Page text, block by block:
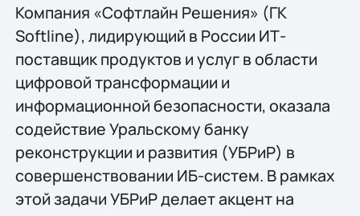
Компания «Софтлайн Решения» (ГК
Softline), лидирующий в России ИТ-
поставщик продуктов и услуг в области
цифровой трансформации и
информационной безопасности, оказала
содействие Уральскому банку
реконструкции и развития (УБРиР) в
совершенствовании ИБ-систем. В рамках
этой задачи УБРиР делает акцент на